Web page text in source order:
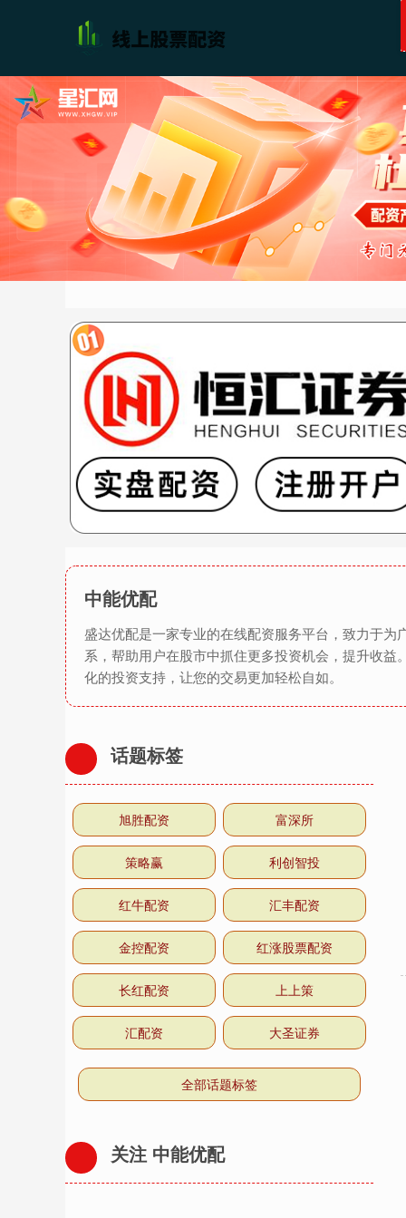
中能优配
盛达优配是一家专业的在线配资服务平台，致力于
系，帮助用户在股市中抓住更多投资机会，提升收
化的投资支持，让您的交易更加轻松自如。
话题标签
旭胜配资 富深所
策略赢 利创智投
红牛配资 汇丰配资
金控配资 红涨股票配资
长红配资 上上策
汇配资 大圣证券
全部话题标签
关注 中能优配